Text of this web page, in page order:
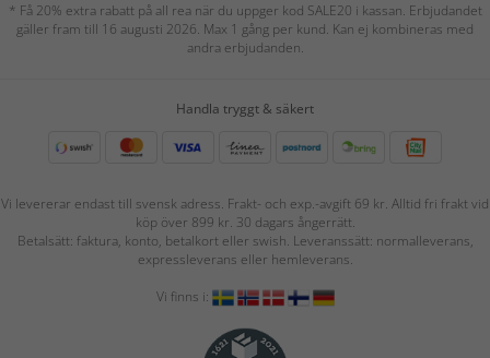
* Få 20% extra rabatt på all rea när du uppger kod SALE20 i kassan. Erbjudandet
gäller fram till 16 augusti 2026. Max 1 gång per kund. Kan ej kombineras med
andra erbjudanden.
Handla tryggt & säkert
Vi levererar endast till svensk adress. Frakt- och exp.-avgift 69 kr. Alltid fri frakt vid
köp över 899 kr. 30 dagars ångerrätt.
Betalsätt: faktura, konto, betalkort eller swish. Leveranssätt: normalleverans,
expressleverans eller hemleverans.
Vi finns i: